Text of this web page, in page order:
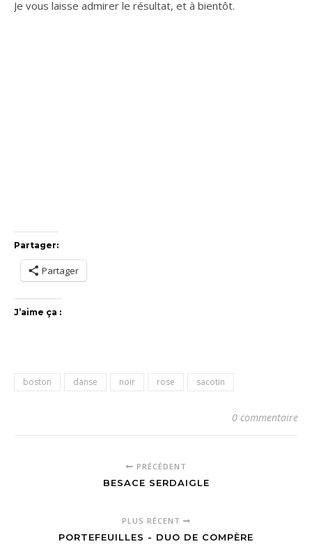
Je vous laisse admirer le résultat, et à bientôt.
Partager:
Partager
J’aime ça :
boston danse noir rose sacotin
0 commentaire
PRÉCÉDENT
BESACE SERDAIGLE
PLUS RÉCENT
PORTEFEUILLES - DUO DE COMPÈRE